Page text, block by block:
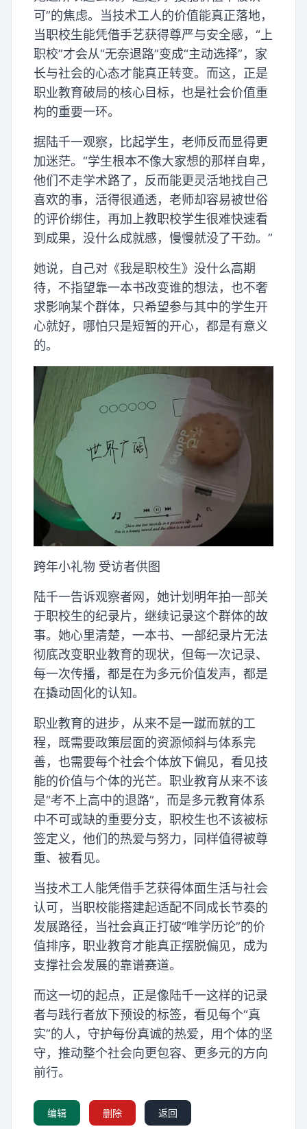
可”的焦虑。当技术工人的价值能真正落地，
当职校生能凭借手艺获得尊严与安全感，“上
职校”才会从“无奈退路”变成“主动选择”，家
长与社会的心态才能真正转变。而这，正是
职业教育破局的核心目标，也是社会价值重
构的重要一环。
据陆千一观察，比起学生，老师反而显得更
加迷茫。“学生根本不像大家想的那样自卑，
他们不走学术路了，反而能更灵活地找自己
喜欢的事，活得很通透，老师却容易被世俗
的评价绑住，再加上教职校学生很难快速看
到成果，没什么成就感，慢慢就没了干劲。”
她说，自己对《我是职校生》没什么高期
待，不指望靠一本书改变谁的想法，也不奢
求影响某个群体，只希望参与其中的学生开
心就好，哪怕只是短暂的开心，都是有意义
的。
跨年小礼物 受访者供图
陆千一告诉观察者网，她计划明年拍一部关
于职校生的纪录片，继续记录这个群体的故
事。她心里清楚，一本书、一部纪录片无法
彻底改变职业教育的现状，但每一次记录、
每一次传播，都是在为多元价值发声，都是
在撬动固化的认知。
职业教育的进步，从来不是一蹴而就的工
程，既需要政策层面的资源倾斜与体系完
善，也需要每个社会个体放下偏见，看见技
能的价值与个体的光芒。职业教育从来不该
是“考不上高中的退路”，而是多元教育体系
中不可或缺的重要分支，职校生也不该被标
签定义，他们的热爱与努力，同样值得被尊
重、被看见。
当技术工人能凭借手艺获得体面生活与社会
认可，当职校能搭建起适配不同成长节奏的
发展路径，当社会真正打破“唯学历论”的价
值排序，职业教育才能真正摆脱偏见，成为
支撑社会发展的靠谱赛道。
而这一切的起点，正是像陆千一这样的记录
者与践行者放下预设的标签，看见每个“真
实”的人，守护每份真诚的热爱，用个体的坚
守，推动整个社会向更包容、更多元的方向
前行。
编辑 删除 返回